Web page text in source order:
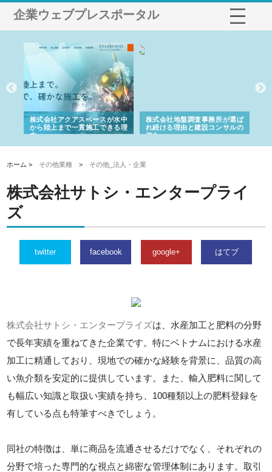
企業ウェブプレスポータル
株式会社アクアスペースが水中
から陸上まで一貫施工できる理
由
株式会社地盤調査事務所が選ば
れ続ける理由と建設コンサルの
強み
ホーム > その他業種 > その他_法人・企業
株式会社サトシ・エンタープライ
ズ
twitter facebook google+ はてブ
株式会社サトシ・エンタープライズは、水産加工と肥料の分野
で長年実績を重ねてきた企業です。特にベトナムにおける水産
加工に精通しており、現地での確かな経験を背景に、品質の高
い魚介類を安定的に提供しています。また、輸入肥料に関して
も幅広い知識と取扱い実績を持ち、100種類以上の肥料登録を
有している点も特筆すべきでしょう。
同社の特徴は、単に商品を流通させるだけでなく、それぞれの
分野で培った専門的な視点と綿密な管理体制にあります。取引